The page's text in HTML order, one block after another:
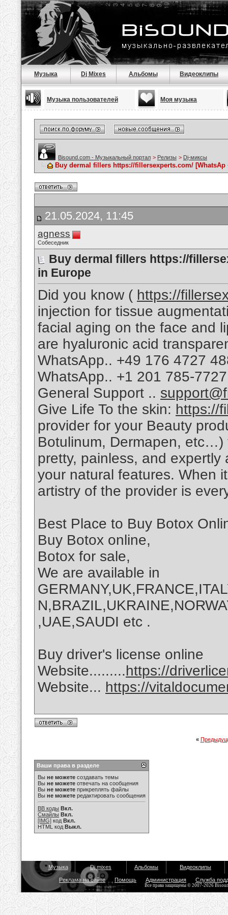
Музыка Dj Mixes Альбомы Видеоклипы
Музыка пользователей Моя музыка
Bisound.com - Музыкальный портал > Релизы > Dj-миксы
Buy dermal fillers https://fillersexperts.com/ [WhatsAp
21.05.2024, 11:45
agness
Собеседник
Buy dermal fillers https://
in Europe
Did you know ( https://
injection for tissue
facial aging on the face and
are hyaluronic acid
WhatsApp.. +49 176 4727
WhatsApp.. +1 201 785-7727
General Support ..
Give Life To the skin: https://
provider for your Beauty
Botulinum, Dermapen, etc…)
pretty, painless, and
your natural features. When
artistry of the provider is
Best Place to Buy Botox
Buy Botox online,
Botox for sale,
We are available in
,UAE,SAUDI etc .
Buy driver's license online
Website.........https://
Website... https://
«
Ваши права в разделе
Вы не можете создавать темы
Вы не можете отвечать на сообщения
Вы не можете прикреплять файлы
Вы не можете редактировать сообщения
BB коды Вкл.
Смайлы Вкл.
[IMG] код Вкл.
HTML код Выкл.
Музыка Dj mixes Альбомы Видеоклипы
Реклама на сайте Помощь Администрация Служба
Все права защищены © 2007-2026